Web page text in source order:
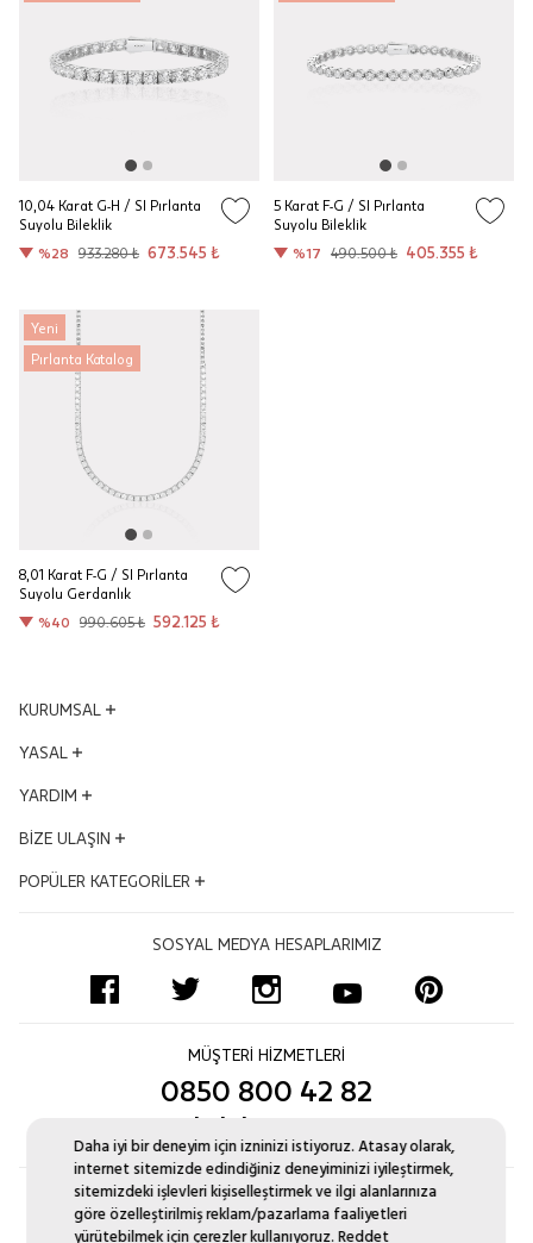
Daha iyi bir deneyim için izninizi istiyoruz. Atasay olarak,
internet sitemizde edindiğiniz deneyiminizi iyileştirmek,
sitemizdeki işlevleri kişiselleştirmek ve ilgi alanlarınıza
göre özelleştirilmiş reklam/pazarlama faaliyetleri
yürütebilmek için çerezler kullanıyoruz.Reddet
10,04 Karat G-H / SI Pırlanta
Suyolu Bileklik
%28
933.280 ₺ 673.545 ₺
5 Karat F-G / SI Pırlanta
Suyolu Bileklik
%17
490.500 ₺ 405.355 ₺
Yeni
Pırlanta Katalog
8,01 Karat F-G / SI Pırlanta
Suyolu Gerdanlık
%40
990.605 ₺ 592.125 ₺
KURUMSAL
Yönetim Kurulu
Dünden Bugüne
Ödüllerimiz
Kampanyalar
Kurumsal Satış
YASAL
KVKK Aydınlatma Metni
Kalite ve Çevre Politikası
Çerez Politikası
YARDIM
Hesabım
İptal & İade Şartları
İşlem Rehberi
Site Haritası
BİZE ULAŞIN
Adres ve Konum
POPÜLER KATEGORİLER
Pırlanta Tektaş Yüzük
Zincir Kolye
Monaco Chain
SOSYAL MEDYA HESAPLARIMIZ
MÜŞTERİ HİZMETLERİ
0850 800 42 82
musteri.iliskileri@atasay.com